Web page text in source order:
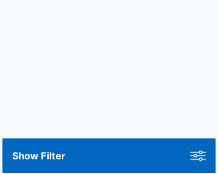
Show Filter